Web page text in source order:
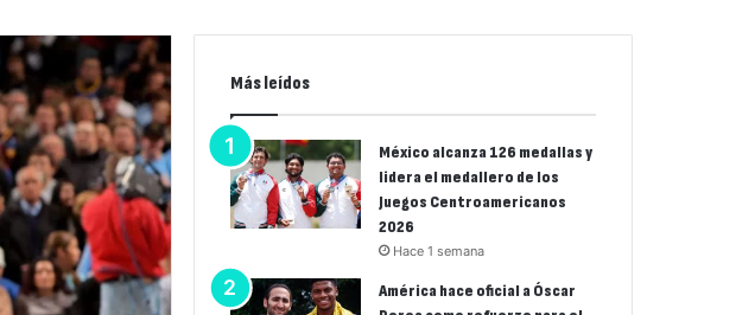
Más leídos
México alcanza 126 medallas y
lidera el medallero de los
Juegos Centroamericanos
2026
Hace 1 semana
América hace oficial a Óscar